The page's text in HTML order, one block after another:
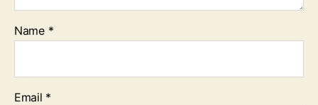
Name *
Email *